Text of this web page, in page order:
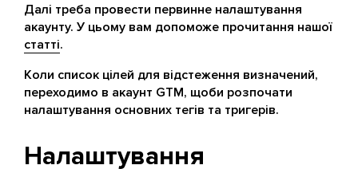
Далі треба провести первинне налаштування
акаунту. У цьому вам допоможе прочитання нашої
статті.
Коли список цілей для відстеження визначений,
переходимо в акаунт GTM, щоби розпочати
налаштування основних тегів та тригерів.
Налаштування